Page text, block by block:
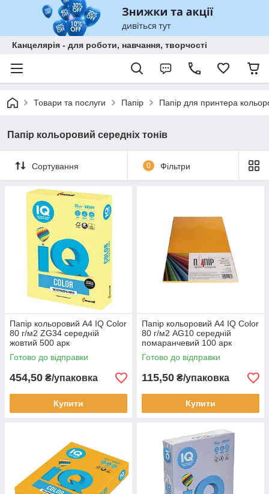
Канцелярія - для роботи, навчання, творчості
Товари та послуги Папір Папір для принтера
Папір кольоровий середніх тонів
Сортування 0 Фільтри
Папір кольоровий А4 IQ Color
80 г/м2 ZG34 середній
жовтий 500 арк
Готово до відправки
454,50 ₴/упаковка
Купити
Папір кольоровий А4 IQ Color
80 г/м2 AG10 середній
помаранчевий 100 арк
Готово до відправки
115,50 ₴/упаковка
Купити